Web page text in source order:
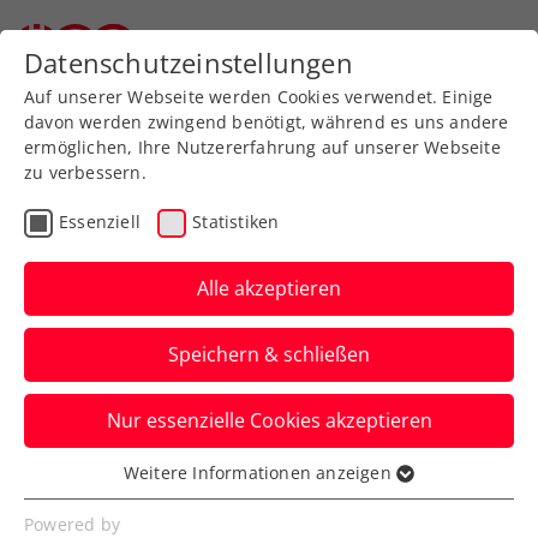
Zurück zur Newsübersicht
Kroatien auswärts:
Schwieriges Los für
Österreichs Davis-Cup-
Österreichs hat bei der Auslosung in
Málaga die auf Nummer eins gesetzte
Nation ausgefasst.
Verfasst von: Stefan Pletzer, 27.11.2022
Datenschutzeinstellungen
Auf unserer Webseite werden Cookies verwendet. Einige
davon werden zwingend benötigt, während es uns andere
ermöglichen, Ihre Nutzererfahrung auf unserer Webseite
zu verbessern.
Essenziell Statistiken
Alle akzeptieren
Speichern & schließen
Nur essenzielle Cookies akzeptieren
Essenziell
Essenzielle Cookies werden für grundlegende
Weitere Informationen anzeigen
Powered by